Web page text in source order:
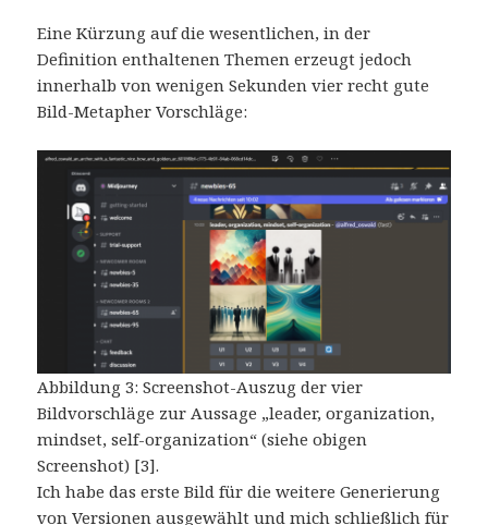
Eine Kürzung auf die wesentlichen, in der
Definition enthaltenen Themen erzeugt jedoch
innerhalb von wenigen Sekunden vier recht gute
Bild-Metapher Vorschläge:
Abbildung 3: Screenshot-Auszug der vier
Bildvorschläge zur Aussage „leader, organization,
mindset, self-organization“ (siehe obigen
Screenshot) [3].
Ich habe das erste Bild für die weitere Generierung
von Versionen ausgewählt und mich schließlich für